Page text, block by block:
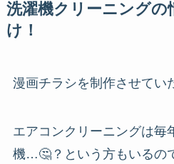
洗濯機クリーニングの
け！
漫画チラシを制作させて
エアコンクリーニングは毎
機…🤔？という方もいるの